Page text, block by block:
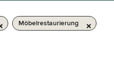
Möbelrestaurierung